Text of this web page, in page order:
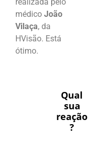
médico João
Vilaça, da
HVisão. Está
ótimo.
Qual
sua
reação
?